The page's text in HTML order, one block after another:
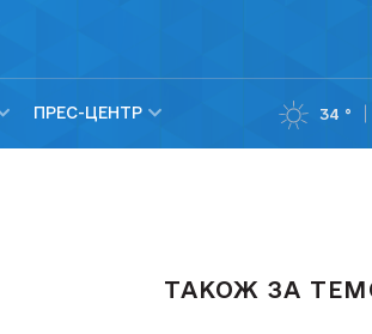
ПРЕС-ЦЕНТР 34 °
ТАКОЖ ЗА